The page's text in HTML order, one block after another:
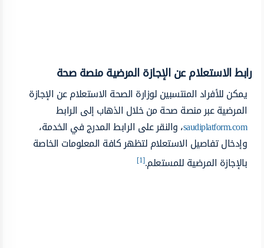
رابط الاستعلام عن الإجازة المرضية منصة صحة
يمكن للأفراد المنتسبين لوزارة الصحة الاستعلام عن الإجازة
المرضية عبر منصة صحة من خلال الذهاب إلى الرابط
saudiplatform.com، والنقر على الرابط المدرج في الخدمة،
وإدخال تفاصيل الاستعلام لتظهر كافة المعلومات الخاصة
بالإجازة المرضية للمستعلم.[1]